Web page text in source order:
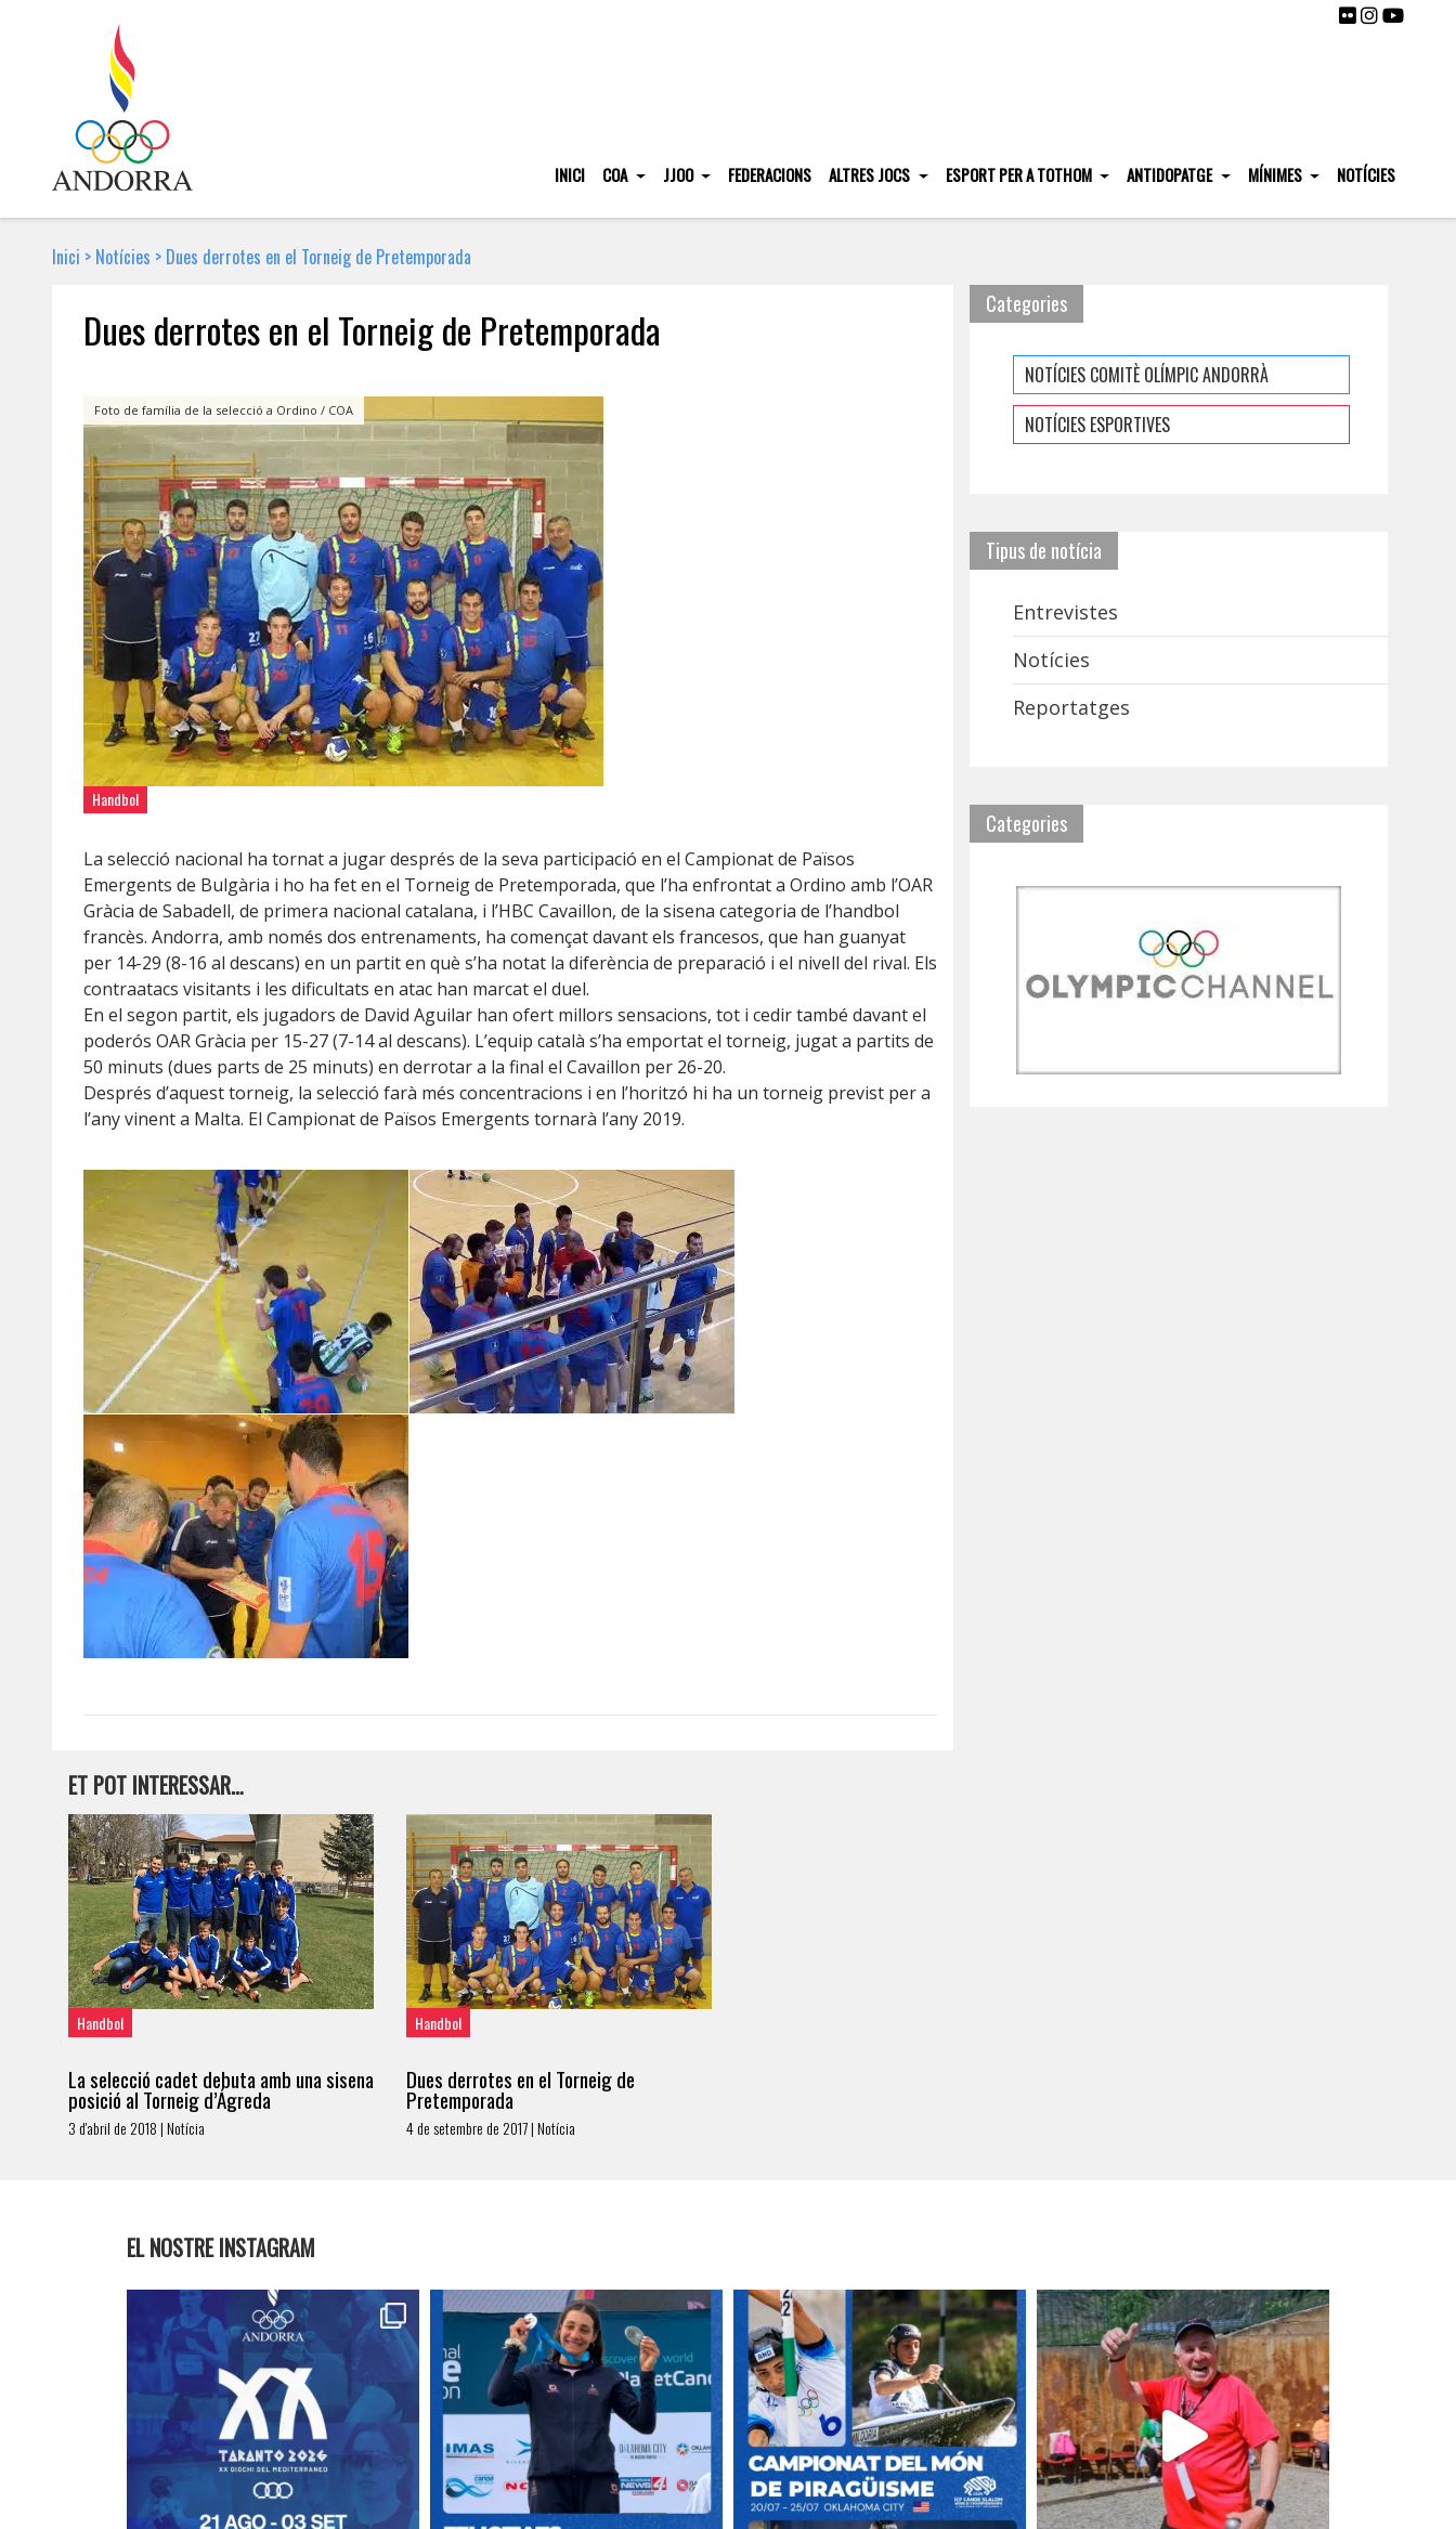
INICI COA JJOO FEDERACIONS ALTRES JOCS ESPORT PER A TOTHOM ANTIDOPATGE MÍNIMES NOTÍCIES
Inici > Notícies > Dues derrotes en el Torneig de Pretemporada
Dues derrotes en el Torneig de Pretemporada
Foto de família de la selecció a Ordino / COA
Handbol
La selecció nacional ha tornat a jugar després de la seva participació en el Campionat de Països
Emergents de Bulgària i ho ha fet en el Torneig de Pretemporada, que l’ha enfrontat a Ordino amb l’OAR
Gràcia de Sabadell, de primera nacional catalana, i l’HBC Cavaillon, de la sisena categoria de l’handbol
francès. Andorra, amb només dos entrenaments, ha començat davant els francesos, que han guanyat
per 14-29 (8-16 al descans) en un partit en què s’ha notat la diferència de preparació i el nivell del rival. Els
contraatacs visitants i les dificultats en atac han marcat el duel.
En el segon partit, els jugadors de David Aguilar han ofert millors sensacions, tot i cedir també davant el
poderós OAR Gràcia per 15-27 (7-14 al descans). L’equip català s’ha emportat el torneig, jugat a partits de
50 minuts (dues parts de 25 minuts) en derrotar a la final el Cavaillon per 26-20.
Després d’aquest torneig, la selecció farà més concentracions i en l’horitzó hi ha un torneig previst per a
l’any vinent a Malta. El Campionat de Països Emergents tornarà l’any 2019.
Categories
NOTÍCIES COMITÈ OLÍMPIC ANDORRÀ
NOTÍCIES ESPORTIVES
Tipus de notícia
Entrevistes
Notícies
Reportatges
Categories
ET POT INTERESSAR…
Handbol
La selecció cadet debuta amb una sisena
posició al Torneig d’Ágreda
3 d'abril de 2018 | Notícia
Handbol
Dues derrotes en el Torneig de
Pretemporada
4 de setembre de 2017 | Notícia
EL NOSTRE INSTAGRAM